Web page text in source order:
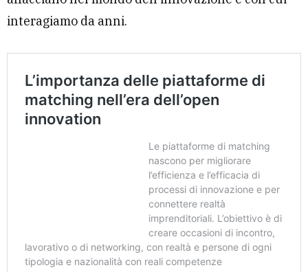
interagiamo da anni.